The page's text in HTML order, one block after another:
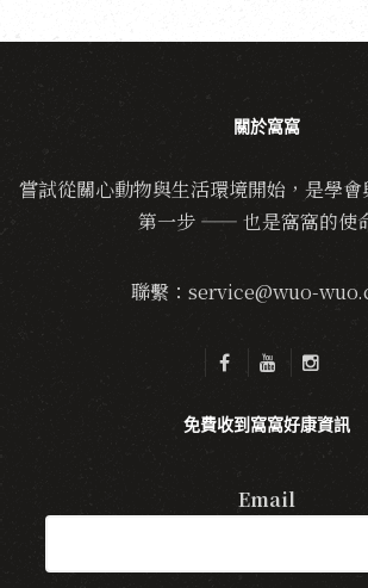
關於窩窩
嘗試從關心動物與生活環境開始，是學
第一步 —— 也是窩窩的使
聯繫：service@wuo-
免費收到窩窩好康資訊
Email